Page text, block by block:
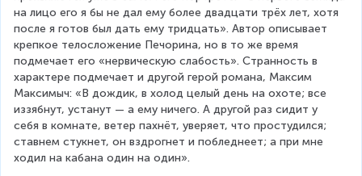
на лицо его я бы не дал ему более двадцати трёх лет, хотя
после я готов был дать ему тридцать». Автор описывает
крепкое телосложение Печорина, но в то же время
подмечает его «нервическую слабость». Странность в
характере подмечает и другой герой романа, Максим
Максимыч: «В дождик, в холод целый день на охоте; все
иззябнут, устанут — а ему ничего. А другой раз сидит у
себя в комнате, ветер пахнёт, уверяет, что простудился;
ставнем стукнет, он вздрогнет и побледнеет; а при мне
ходил на кабана один на один».